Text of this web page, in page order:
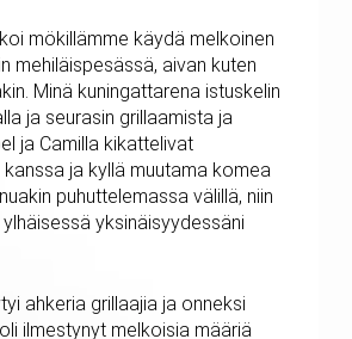
mökillämme käydä melkoinen
mehiläispesässä, aivan kuten
Minä kuningattarena istuskelin
ja seurasin grillaamista ja
ja Camilla kikattelivat
kanssa ja kyllä muutama komea
puhuttelemassa välillä, niin
yksinäisyydessäni
ahkeria grillaajia ja onneksi
ilmestynyt melkoisia määriä